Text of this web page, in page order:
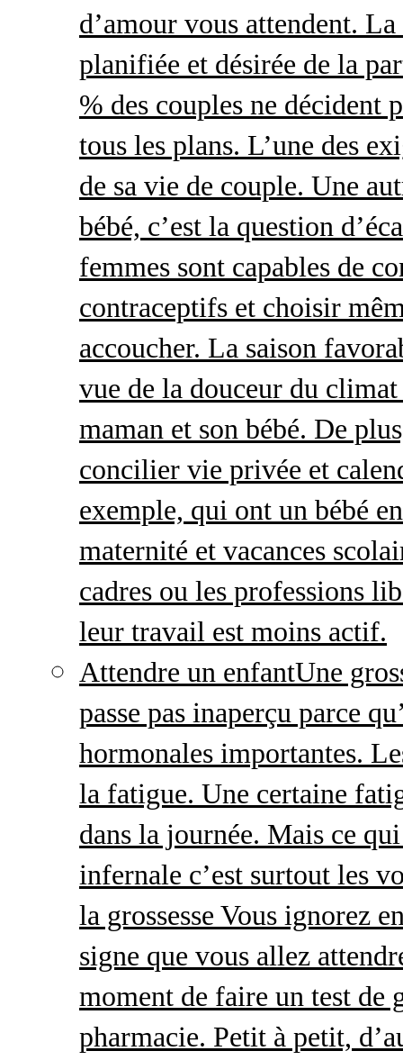
d’amour vous attendent.
planifiée et désirée de la
% des couples ne décident
tous les plans. L’une des
de sa vie de couple. Une
bébé, c’est la question
femmes sont capables de
contraceptifs et choisir
accoucher. La saison
vue de la douceur du
maman et son bébé. De
concilier vie privée et
exemple, qui ont un bébé
maternité et vacances
cadres ou les professions
leur travail est moins actif.
Attendre un enfantUne
passe pas inaperçu parce
hormonales importantes.
la fatigue. Une certaine
dans la journée. Mais ce
infernale c’est surtout les
la grossesse Vous ignorez
signe que vous allez
moment de faire un test de
pharmacie. Petit à petit,